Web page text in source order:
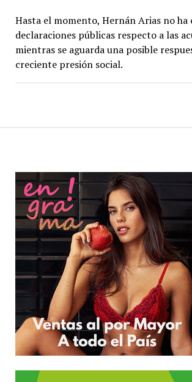
Hasta el momento, Hernán Arias no ha
declaraciones públicas respecto a las
mientras se aguarda una posible
creciente presión social.